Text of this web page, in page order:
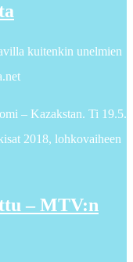
kuitenkin unelmien
– Kazakstan. Ti 19.5.
2018, lohkovaiheen
– MTV:n